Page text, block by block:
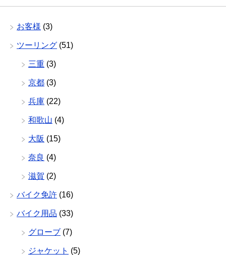
お客様 (3)
ツーリング (51)
三重 (3)
京都 (3)
兵庫 (22)
和歌山 (4)
大阪 (15)
奈良 (4)
滋賀 (2)
バイク免許 (16)
バイク用品 (33)
グローブ (7)
ジャケット (5)